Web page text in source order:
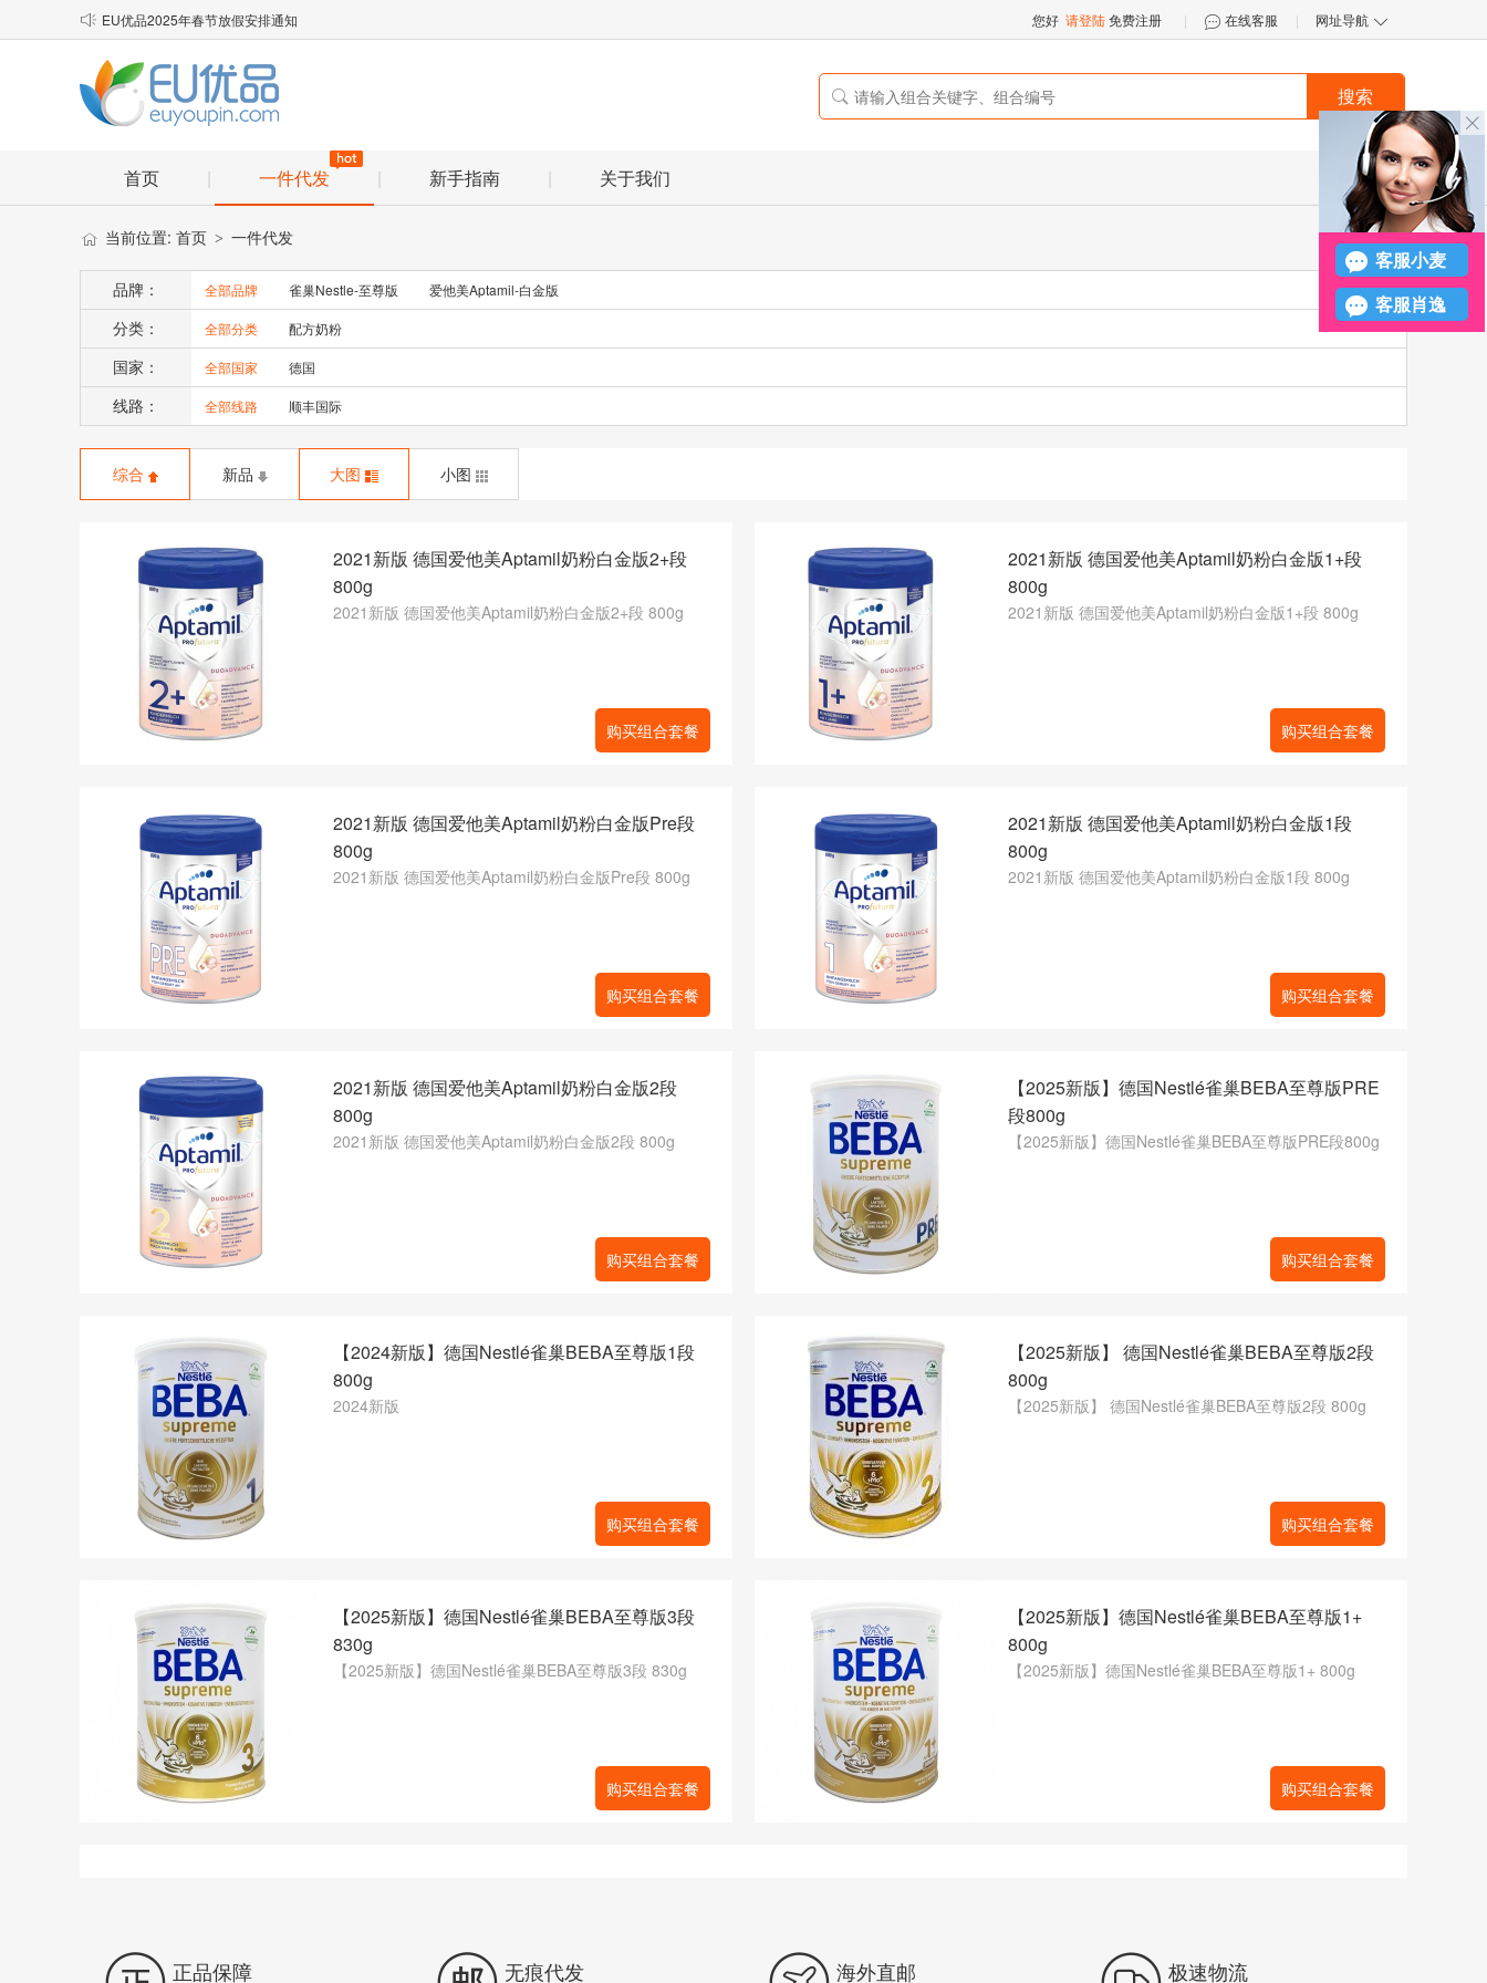
󪤐
客服小麦
客服肖逸
 EU优品2025年春节放假安排通知
顺丰小包理赔材料
物流口岸优化说明
您好 请登陆免费注册 |
 在线客服
| 网址导航 
 搜索
首页 | 一件代发 | 新手指南 | 关于我们
当前位置: 首页 > 一件代发
品牌： 全部品牌 雀巢Nestle-至尊版 爱他美Aptamil-白金版
分类： 全部分类 配方奶粉
国家： 全部国家 德国
线路： 全部线路 顺丰国际
综合 新品 大图 小图
2021新版 德国爱他美Aptamil奶粉白金版2+段
800g
2021新版 德国爱他美Aptamil奶粉白金版2+段 800g
购买组合套餐
2021新版 德国爱他美Aptamil奶粉白金版1+段
800g
2021新版 德国爱他美Aptamil奶粉白金版1+段 800g
购买组合套餐
2021新版 德国爱他美Aptamil奶粉白金版Pre段
800g
2021新版 德国爱他美Aptamil奶粉白金版Pre段 800g
购买组合套餐
2021新版 德国爱他美Aptamil奶粉白金版1段
800g
2021新版 德国爱他美Aptamil奶粉白金版1段 800g
购买组合套餐
2021新版 德国爱他美Aptamil奶粉白金版2段
800g
2021新版 德国爱他美Aptamil奶粉白金版2段 800g
购买组合套餐
【2025新版】德国Nestlé雀巢BEBA至尊版PRE
段800g
【2025新版】德国Nestlé雀巢BEBA至尊版PRE段800g
购买组合套餐
【2024新版】德国Nestlé雀巢BEBA至尊版1段
800g
2024新版
购买组合套餐
【2025新版】 德国Nestlé雀巢BEBA至尊版2段
800g
【2025新版】 德国Nestlé雀巢BEBA至尊版2段 800g
购买组合套餐
【2025新版】德国Nestlé雀巢BEBA至尊版3段
830g
【2025新版】德国Nestlé雀巢BEBA至尊版3段 830g
购买组合套餐
【2025新版】德国Nestlé雀巢BEBA至尊版1+
800g
【2025新版】德国Nestlé雀巢BEBA至尊版1+ 800g
购买组合套餐
正品保障 无痕代发 海外直邮 极速物流